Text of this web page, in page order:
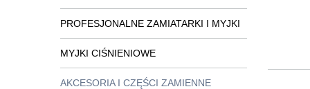
PROFESJONALNE ZAMIATARKI I MYJKI
MYJKI CIŚNIENIOWE
AKCESORIA I CZĘŚCI ZAMIENNE